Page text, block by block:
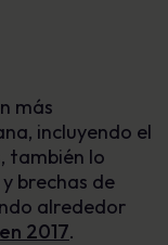
más
incluyendo el
también lo
brechas de
alrededor
2017.